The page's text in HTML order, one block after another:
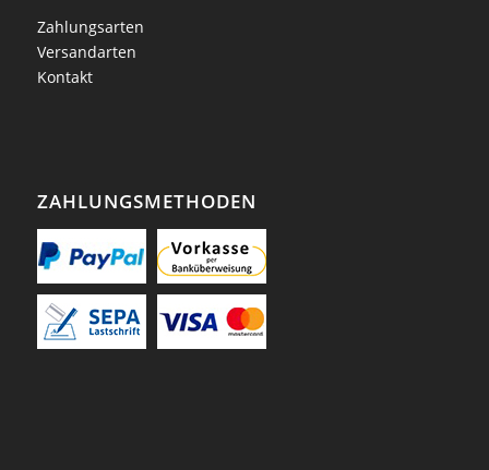
Zahlungsarten
Versandarten
Kontakt
ZAHLUNGSMETHODEN